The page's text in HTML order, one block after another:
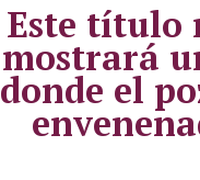
Este título
mostrará
donde el